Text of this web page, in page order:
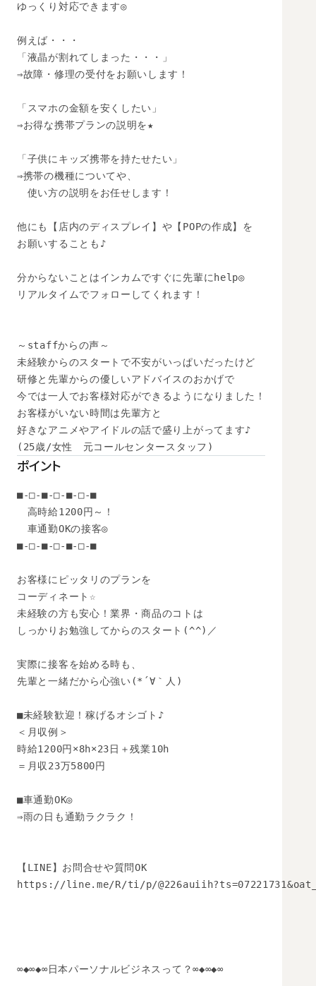
ゆっくり対応できます◎
例えば・・・
「液晶が割れてしまった・・・」
⇒故障・修理の受付をお願いします！
「スマホの金額を安くしたい」
⇒お得な携帯プランの説明を★
「子供にキッズ携帯を持たせたい」
⇒携帯の機種についてや、
使い方の説明をお任せします！
他にも【店内のディスプレイ】や【POPの作成】を
お願いすることも♪
分からないことはインカムですぐに先輩にhelp◎
リアルタイムでフォローしてくれます！
～staffからの声～
未経験からのスタートで不安がいっぱいだったけど
研修と先輩からの優しいアドバイスのおかげで
今では一人でお客様対応ができるようになりました！
お客様がいない時間は先輩方と
好きなアニメやアイドルの話で盛り上がってます♪
(25歳/女性　元コールセンタースタッフ)
ポイント
■-□-■-□-■-□-■
高時給1200円～！
車通勤OKの接客◎
■-□-■-□-■-□-■
お客様にピッタリのプランを
コーディネート☆
未経験の方も安心！業界・商品のコトは
しっかりお勉強してからのスタート(^^)／
実際に接客を始める時も、
先輩と一緒だから心強い(*´∀｀人)
■未経験歓迎！稼げるオシゴト♪
＜月収例＞
時給1200円×8h×23日＋残業10h
＝月収23万5800円
■車通勤OK◎
⇒雨の日も通勤ラクラク！
【LINE】お問合せや質問OK
https://line.me/R/ti/p/
∞◆∞◆∞日本パーソナルビジネスって？∞◆∞◆∞